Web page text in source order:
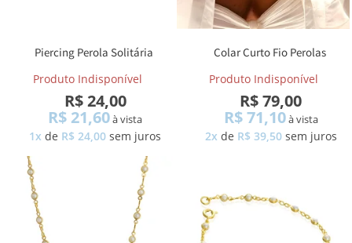
Piercing Perola Solitária
Produto Indisponível
R$ 24,00
R$ 21,60à vista
1x de R$ 24,00sem juros
Colar Curto Fio Perolas
Intercaladas
Produto Indisponível
R$ 79,00
R$ 71,10à vista
2x de R$ 39,50 sem juros